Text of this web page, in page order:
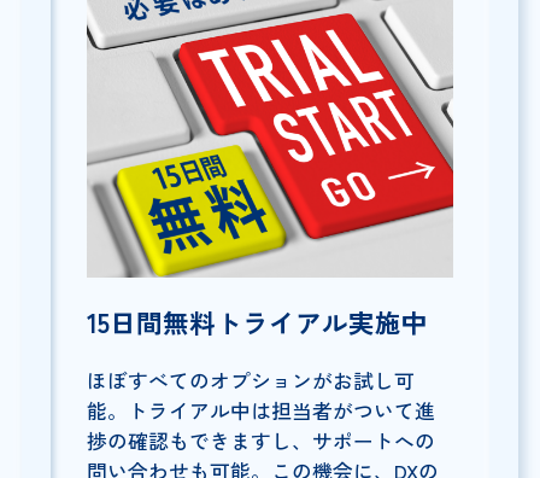
15日間無料トライアル実施中
ほぼすべてのオプションがお試し可
能。トライアル中は担当者がついて進
捗の確認もできますし、サポートへの
問い合わせも可能。この機会に、DXの